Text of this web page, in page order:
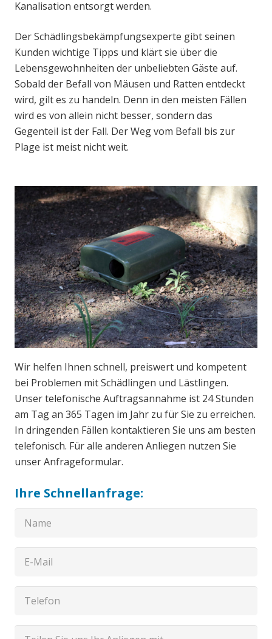
Kanalisation entsorgt werden.
Der Schädlingsbekämpfungsexperte gibt seinen
Kunden wichtige Tipps und klärt sie über die
Lebensgewohnheiten der unbeliebten Gäste auf.
Sobald der Befall von Mäusen und Ratten entdeckt
wird, gilt es zu handeln. Denn in den meisten Fällen
wird es von allein nicht besser, sondern das
Gegenteil ist der Fall. Der Weg vom Befall bis zur
Plage ist meist nicht weit.
Wir helfen Ihnen schnell, preiswert und kompetent
bei Problemen mit Schädlingen und Lästlingen.
Unser telefonische Auftragsannahme ist 24 Stunden
am Tag an 365 Tagen im Jahr zu für Sie zu erreichen.
In dringenden Fällen kontaktieren Sie uns am besten
telefonisch. Für alle anderen Anliegen nutzen Sie
unser Anfrageformular.
Ihre Schnellanfrage: